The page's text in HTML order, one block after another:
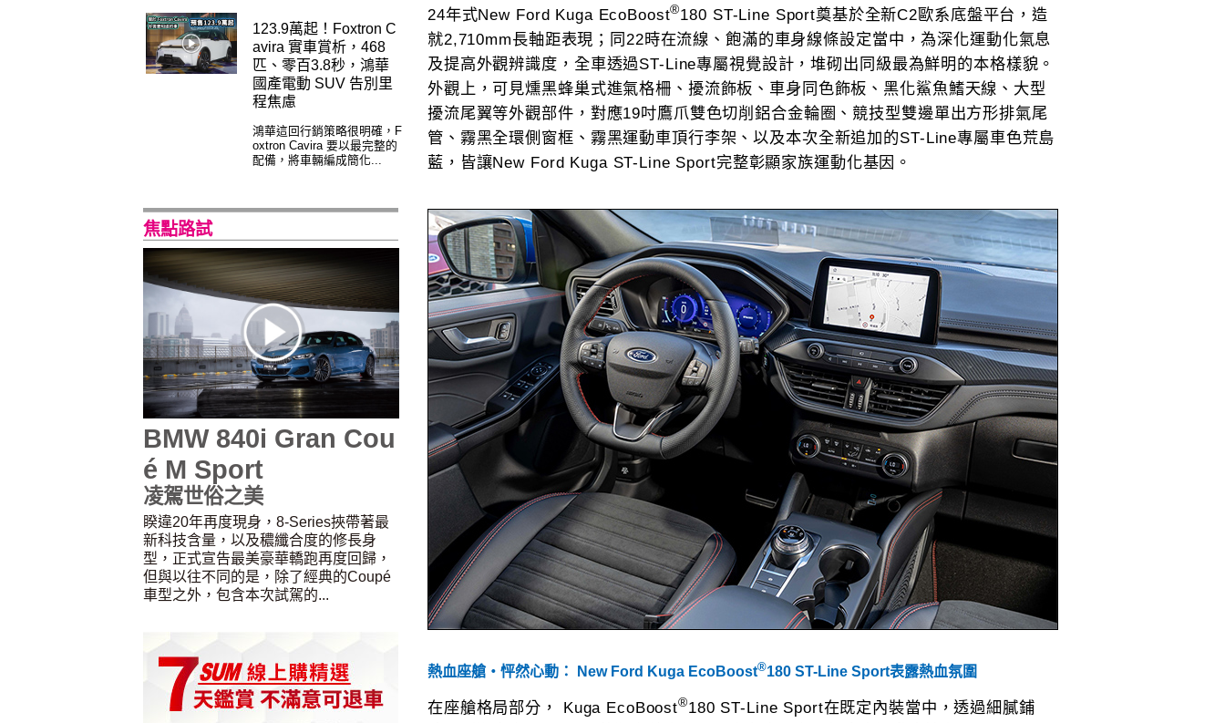
123.9萬起！Foxtron C
avira 實車賞析，468
匹、零百3.8秒，鴻華
國產電動 SUV 告別里
程焦慮
鴻華這回行銷策略很明確，F
oxtron Cavira 要以最完整的
配備，將車輛編成簡化...
焦點路試
BMW 840i Gran Cou
é M Sport
凌駕世俗之美
睽違20年再度現身，8-Series挾帶著最
新科技含量，以及穠纖合度的修長身
型，正式宣告最美豪華轎跑再度回歸，
但與以往不同的是，除了經典的Coupé
車型之外，包含本次試駕的...
24年式New Ford Kuga EcoBoost®180 ST-Line Sport奠基於全新C2歐系底盤平台，造
就2,710mm長軸距表現；同22時在流線、飽滿的車身線條設定當中，為深化運動化氣息
及提高外觀辨識度，全車透過ST-Line專屬視覺設計，堆砌出同級最為鮮明的本格樣貌。
外觀上，可見燻黑蜂巢式進氣格柵、擾流飾板、車身同色飾板、黑化鯊魚鰭天線、大型
擾流尾翼等外觀部件，對應19吋鷹爪雙色切削鋁合金輪圈、競技型雙邊單出方形排氣尾
管、霧黑全環側窗框、霧黑運動車頂行李架、以及本次全新追加的ST-Line專屬車色荒島
藍，皆讓New Ford Kuga ST-Line Sport完整彰顯家族運動化基因。
熱血座艙‧怦然心動： New Ford Kuga EcoBoost®180 ST-Line Sport表露熱血氛圍
在座艙格局部分， Kuga EcoBoost®180 ST-Line Sport在既定內裝當中，透過細膩鋪